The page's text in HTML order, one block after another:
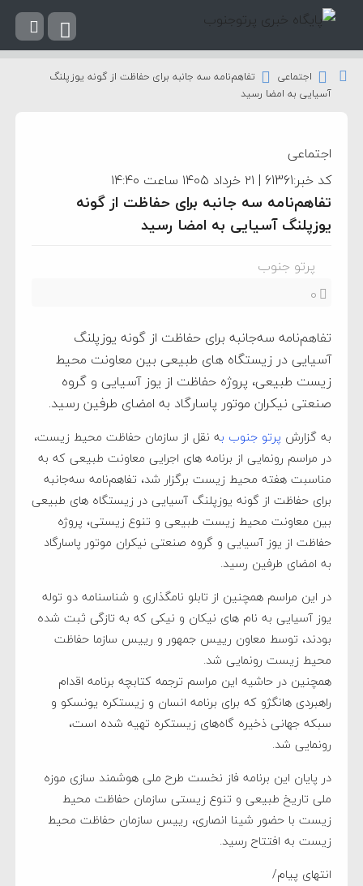
اجتماعی
تفاهم‌نامه سه جانبه برای حفاظت از گونه یوزپلنگ
آسیایی به امضا رسید
اجتماعی
کد خبر:61361 | ۲۱ خرداد ۱۴۰۵ ساعت ۱۴:۴۰
تفاهم‌نامه سه جانبه برای حفاظت از گونه
یوزپلنگ آسیایی به امضا رسید
پرتو جنوب
0
تفاهم‌نامه سه‌جانبه برای حفاظت از گونه یوزپلنگ
آسیایی در زیستگاه های طبیعی بین معاونت محیط
زیست طبیعی، پروژه حفاظت از یوز آسیایی و گروه
صنعتی نیکران موتور پاسارگاد به امضای طرفین رسید.
به گزارش پرتو جنوب به نقل از سازمان حفاظت محیط زیست،
در مراسم رونمایی از برنامه های اجرایی معاونت طبیعی که به
مناسبت هفته محیط زیست برگزار شد، تفاهم‌نامه سه‌جانبه
برای حفاظت از گونه یوزپلنگ آسیایی در زیستگاه های طبیعی
بین معاونت محیط زیست طبیعی و تنوع زیستی، پروژه
حفاظت از یوز آسیایی و گروه صنعتی نیکران موتور پاسارگاد
به امضای طرفین رسید.
در این مراسم همچنین از تابلو نامگذاری و شناسنامه دو توله
یوز آسیایی به نام های نیکان و نیکی که به تازگی ثبت شده
بودند، توسط معاون رییس جمهور و رییس سازما حفاظت
محیط زیست رونمایی شد.
همچنین در حاشیه این مراسم ترجمه کتابچه برنامه اقدام
راهبردی هانگژو که برای برنامه انسان و زیستکره یونسکو و
سبکه جهانی ذخیره گاه‌های زیستکره تهیه شده است،
رونمایی شد.
در پایان این برنامه فاز نخست طرح ملی هوشمند سازی موزه
ملی تاریخ طبیعی و تنوع زیستی سازمان حفاظت محیط
زیست با حضور شینا انصاری، رییس سازمان حفاظت محیط
زیست به افتتاح رسید.
انتهای پیام/